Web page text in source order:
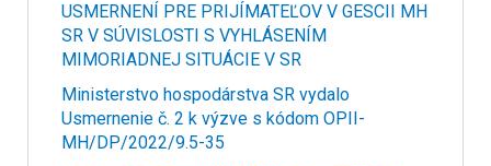
USMERNENÍ PRE PRIJÍMATEĽOV V GESCII MH
SR V SÚVISLOSTI S VYHLÁSENÍM
MIMORIADNEJ SITUÁCIE V SR
Ministerstvo hospodárstva SR vydalo
Usmernenie č. 2 k výzve s kódom OPII-
MH/DP/2022/9.5-35